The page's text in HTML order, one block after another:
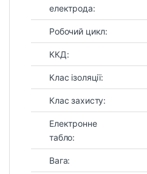
електрода:
Робочий цикл:
ККД:
Клас ізоляції:
Клас захисту:
Електронне
табло:
Вага: